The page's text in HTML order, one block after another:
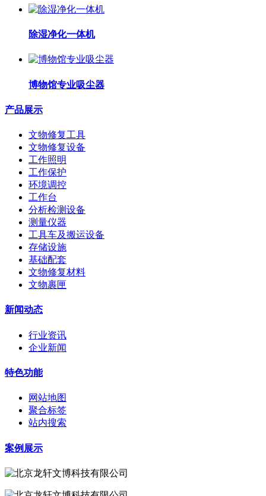
除湿净化一体机
博物馆专业吸尘器
产品展示
文物修复工具
文物修复设备
工作照明
工作保护
环境调控
工作台
分析检测设备
测量仪器
工具车及搬运设备
存储设施
基础配套
文物修复材料
文物裹匣
新闻动态
行业资讯
企业新闻
特色功能
网站地图
聚合标签
站内搜索
案例展示